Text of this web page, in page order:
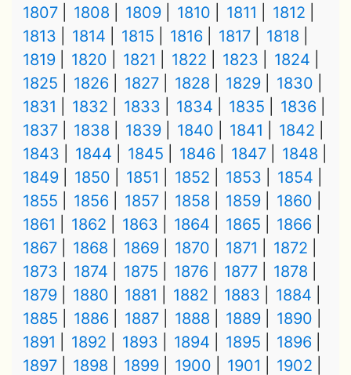
1807
1808 1809 1810 1811
1812
1813
1814 1815 1816 1817
1818
1819
1820 1821 1822 1823
1824
1825
1826 1827 1828 1829
1830
1831
1832 1833 1834 1835
1836
1837
1838 1839 1840 1841
1842
1843
1844 1845 1846 1847
1848
1849
1850 1851 1852 1853
1854
1855
1856 1857 1858 1859
1860
1861
1862 1863 1864 1865
1866
1867
1868 1869 1870 1871
1872
1873
1874 1875 1876 1877
1878
1879
1880 1881 1882 1883
1884
1885
1886 1887 1888 1889
1890
1891
1892 1893 1894 1895
1896
1897
1898 1899 1900 1901
1902